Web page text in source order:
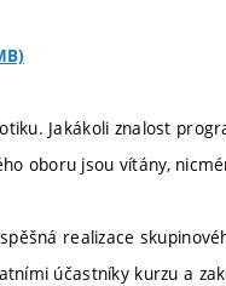
Jakákoli znalost
oboru jsou vítány,
realizace
účastníky kurzu a